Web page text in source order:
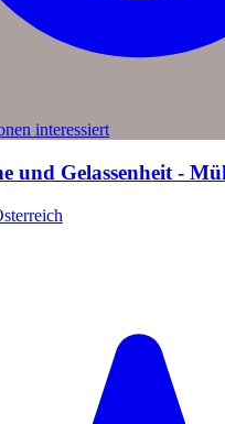
interessiert
und Gelassenheit -